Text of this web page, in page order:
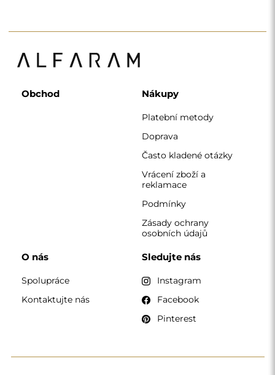
Obchod Nákupy
Platební metody
Doprava
Často kladené otázky
Vrácení zboží a
reklamace
Podmínky
Zásady ochrany
osobních údajů
O nás
Spolupráce
Kontaktujte nás
Sledujte nás
Instagram
Facebook
Pinterest